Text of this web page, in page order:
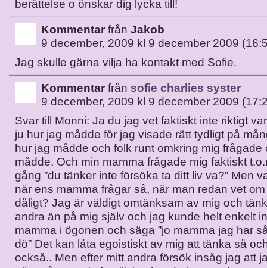
berättelse o önskar dig lycka till!
Kommentar från Jakob
9 december, 2009 kl 9 december 2009
Jag skulle gärna vilja ha kontakt med Sofie.
Kommentar från sofie charlies syster
9 december, 2009 kl 9 december 2009
Svar till Monni: Ja du jag vet faktiskt inte riktigt
ju hur jag mådde för jag visade rätt tydligt på
hur jag mådde och folk runt omkring mig frågade
mådde. Och min mamma frågade mig faktiskt
gång ”du tänker inte försöka ta ditt liv va?” Men
när ens mamma frågar så, när man redan vet
dåligt? Jag är väldigt omtänksam av mig och
andra än på mig själv och jag kunde helt enkelt
mamma i ögonen och säga ”jo mamma jag har
dö” Det kan låta egoistiskt av mig att tänka så
också.. Men efter mitt andra försök insåg jag att